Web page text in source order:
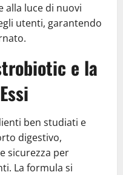
alla luce di nuovi
utenti, garantendo
e la
ben studiati e
digestivo,
sicurezza per
La formula si